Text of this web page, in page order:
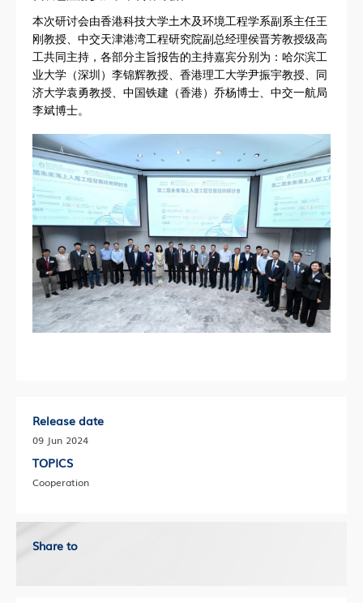
本次研讨会由香港科技大学土木及环境工程学系副系主任王
刚教授、中交天津港湾工程研究院副总经理侯晋芳教授级高
工共同主持，各部分主旨报告的主持嘉宾分别为：哈尔滨工
业大学（深圳）李锦辉教授、香港理工大学尹振宇教授、同
济大学袁勇教授、中国铁建（香港）乔杨博士、中交一航局
李斌博士。
Release date
09 Jun 2024
TOPICS
Cooperation
Share to